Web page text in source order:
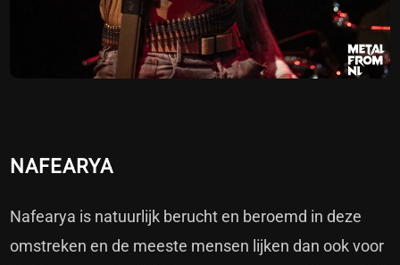
NAFEARYA
Nafearya is natuurlijk berucht en beroemd in deze
omstreken en de meeste mensen lijken dan ook voor